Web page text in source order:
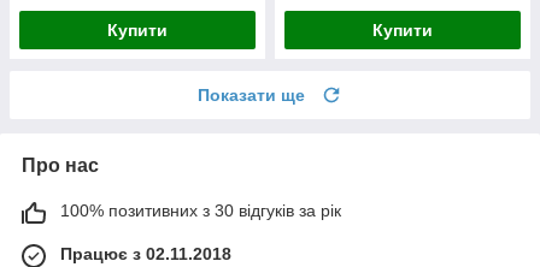
Купити Купити
Показати ще
Про нас
100% позитивних з 30 відгуків за рік
Працює з 02.11.2018